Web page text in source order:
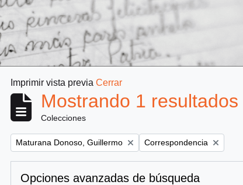
Imprimir vista previa Cerrar
Mostrando 1 resultados
Colecciones
Remove filter:
Maturana Donoso, Guillermo Remove filter:
Correspondencia
Opciones avanzadas de búsqueda